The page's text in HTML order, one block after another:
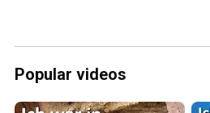
Popular videos